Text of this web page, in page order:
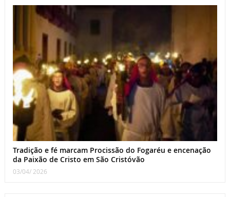
Tradição e fé marcam Procissão do Fogaréu e encenação
da Paixão de Cristo em São Cristóvão
03/04/ 2026